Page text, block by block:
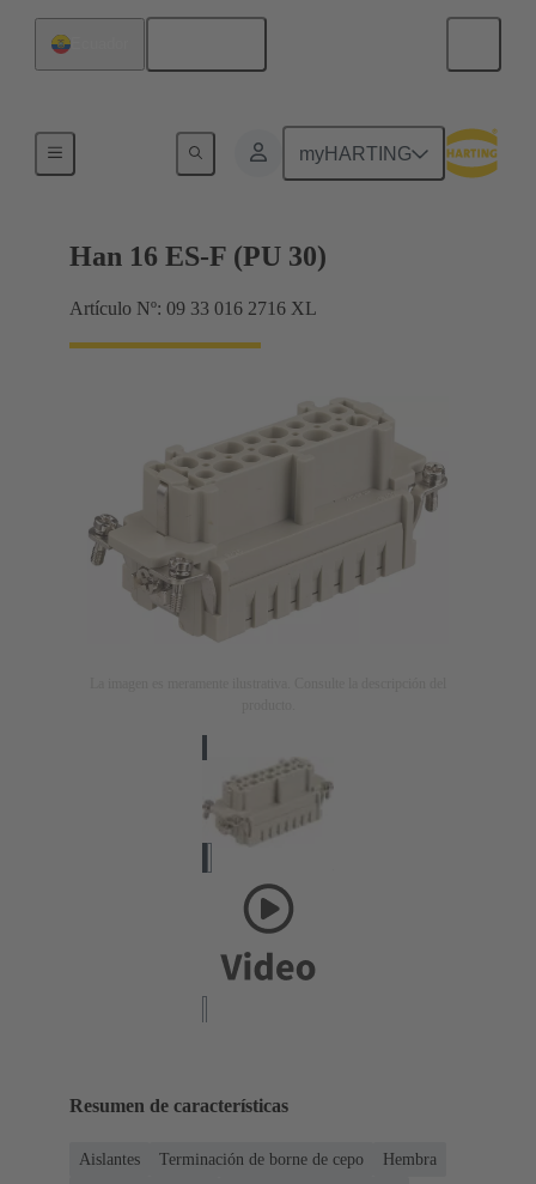
myHARTING
Corrientes hasta 16 A
Han 16 ES-F (PU 30)
Artículo Nº: 09 33 016 2716 XL
Resumen de características
Aislantes Terminación de borne de cepo
Hembra